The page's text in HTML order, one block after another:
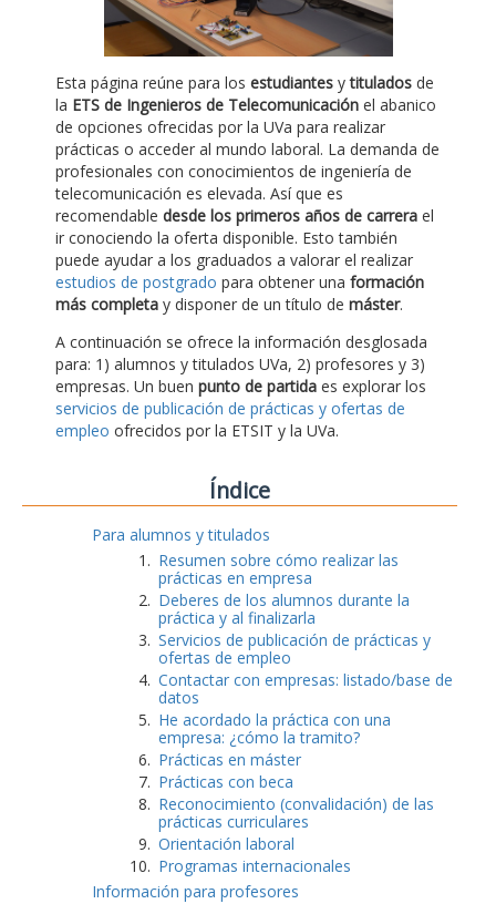
Esta página reúne para los estudiantes ytitulados de
la ETS de Ingenieros de Telecomunicación el abanico
de opciones ofrecidas por la UVa para realizar
prácticas o acceder al mundo laboral. La demanda de
profesionales con conocimientos de ingeniería de
telecomunicación es elevada. Así que es
recomendable desde los primeros años de carrera el
ir conociendo la oferta disponible. Esto también
puede ayudar a los graduados a valorar el realizar
estudios de postgrado para obtener una formación
más completa y disponer de un título de máster.
A continuación se ofrece la información desglosada
para: 1) alumnos y titulados UVa, 2) profesores y 3)
empresas. Un buen punto de partida es explorar los
servicios de publicación de prácticas y ofertas de
empleo ofrecidos por la ETSIT y la UVa.
Índice
Para alumnos y titulados
Resumen sobre cómo realizar las
prácticas en empresa
Deberes de los alumnos durante la
práctica y al finalizarla
Servicios de publicación de prácticas y
ofertas de empleo
Contactar con empresas: listado/base de
datos
He acordado la práctica con una
empresa: ¿cómo la tramito?
Prácticas en máster
Prácticas con beca
Reconocimiento (convalidación) de las
prácticas curriculares
Orientación laboral
Programas internacionales
Información para profesores